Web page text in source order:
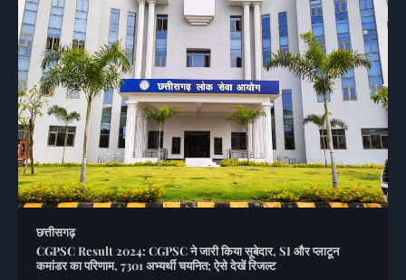
छत्तीसगढ़
CGPSC Result 2024: CGPSC ने जारी किया सूबेदार, SI और प्लाटून
कमांडर का परिणाम, 7301 अभ्यर्थी चयनित; ऐसे देखें रिजल्ट